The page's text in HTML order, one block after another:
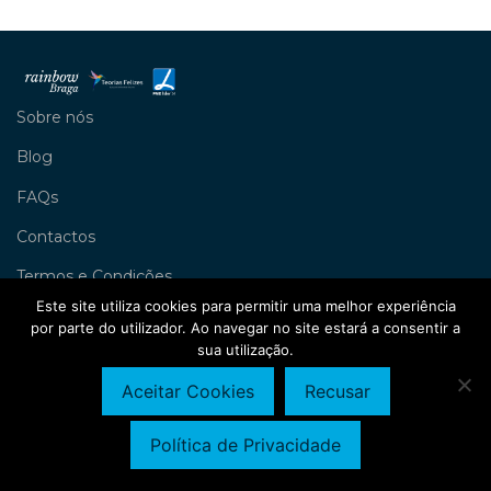
Sobre nós
Blog
FAQs
Contactos
Termos e Condições
Livro de Reclamações
Rainbow Braga
Este site utiliza cookies para permitir uma melhor experiência
por parte do utilizador. Ao navegar no site estará a consentir a
sua utilização.
Aceitar Cookies Recusar
Política de Privacidade